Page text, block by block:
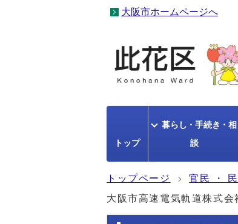
大阪市ホームページへ
トップ
暮らし・手続き・相
談
トップページ 官民 ・
大阪市高速電気軌道株式